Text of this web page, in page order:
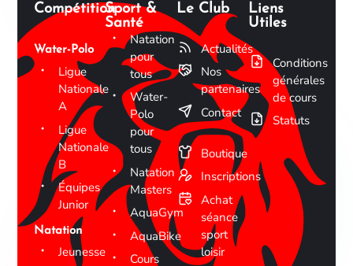
Compétition
Water-Polo
Ligue
Nationale
A
Ligue
Nationale
B
Équipes
Junior
Natation
Jeunesse
Sport &
Santé
Natation
pour
tous
Water-
Polo
pour
tous
Natation
Masters
AquaGym
AquaBike
Cours
Le Club
Actualités
Nos
partenaires
Contact
Boutique
Inscriptions
Achat
séance
sport
loisir
Liens
Utiles
Conditions
générales
de cours
Statuts